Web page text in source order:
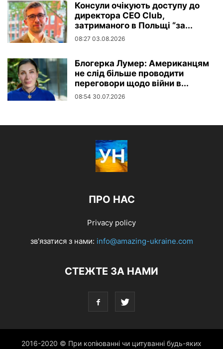
Консули очікують доступу до
директора CEO Club,
затриманого в Польщі “за...
08:27 03.08.2026
Блогерка Лумер: Американцям
не слід більше проводити
переговори щодо війни в...
08:54 30.07.2026
ПРО НАС
Privacy policy
зв'язатися з нами: info@amazing-ukraine.com
СТЕЖТЕ ЗА НАМИ
2016-2020 © При копіюванні чи цитуванні будь-яких